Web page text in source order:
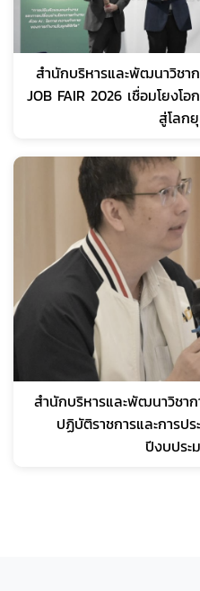
สำนักบริหารและพัฒนาวิชา
JOB FAIR 2026 เชื่อมโยงโ
สู่โลก
สำนักบริหารและพัฒนาวิชา
ปฏิบัติราชการและการป
ปีงบประ